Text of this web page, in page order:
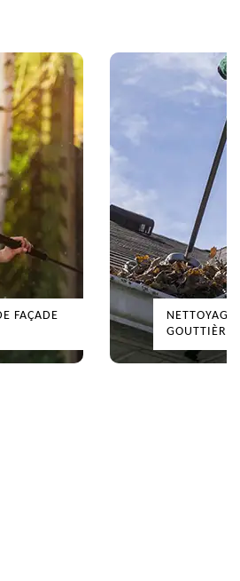
FAÇADE
NETTOYAGE